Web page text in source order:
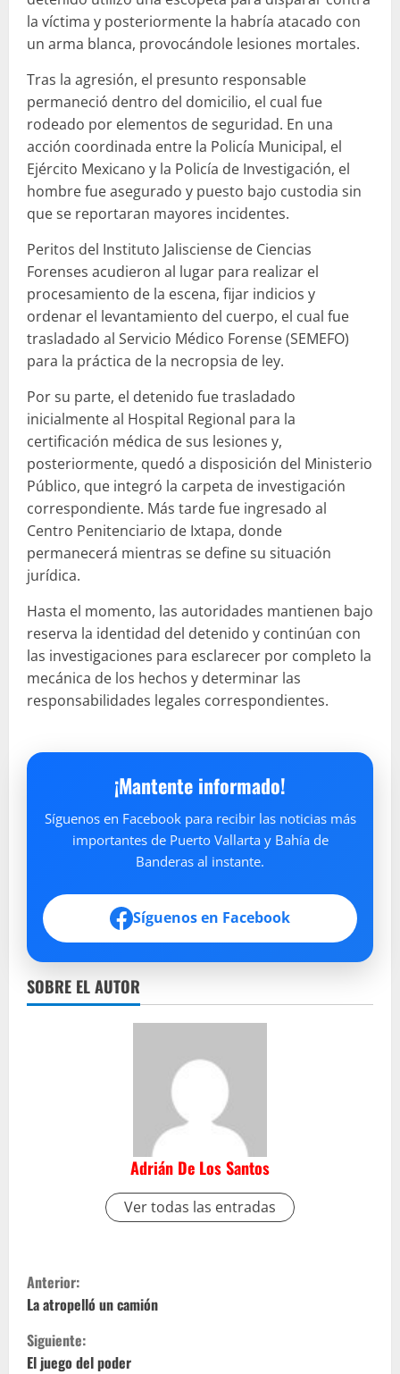
la víctima y posteriormente la habría atacado con
un arma blanca, provocándole lesiones mortales.
Tras la agresión, el presunto responsable
permaneció dentro del domicilio, el cual fue
rodeado por elementos de seguridad. En una
acción coordinada entre la Policía Municipal, el
Ejército Mexicano y la Policía de Investigación, el
hombre fue asegurado y puesto bajo custodia sin
que se reportaran mayores incidentes.
Peritos del Instituto Jalisciense de Ciencias
Forenses acudieron al lugar para realizar el
procesamiento de la escena, fijar indicios y
ordenar el levantamiento del cuerpo, el cual fue
trasladado al Servicio Médico Forense (SEMEFO)
para la práctica de la necropsia de ley.
Por su parte, el detenido fue trasladado
inicialmente al Hospital Regional para la
certificación médica de sus lesiones y,
posteriormente, quedó a disposición del Ministerio
Público, que integró la carpeta de investigación
correspondiente. Más tarde fue ingresado al
Centro Penitenciario de Ixtapa, donde
permanecerá mientras se define su situación
jurídica.
Hasta el momento, las autoridades mantienen bajo
reserva la identidad del detenido y continúan con
las investigaciones para esclarecer por completo la
mecánica de los hechos y determinar las
responsabilidades legales correspondientes.
¡Mantente informado!
Síguenos en Facebook para recibir las noticias más
importantes de Puerto Vallarta y Bahía de
Banderas al instante.
Síguenos en Facebook
SOBRE EL AUTOR
Adrián De Los Santos
Ver todas las entradas
S
i
g
Anterior:
La atropelló un camión
Siguiente:
El juego del poder